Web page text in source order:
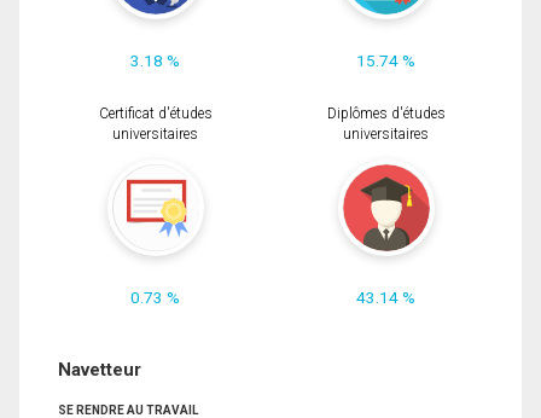
3.18 % 15.74 %
Certificat d'études
universitaires
0.73 %
Diplômes d'études
universitaires
43.14 %
Navetteur
SE RENDRE AU TRAVAIL